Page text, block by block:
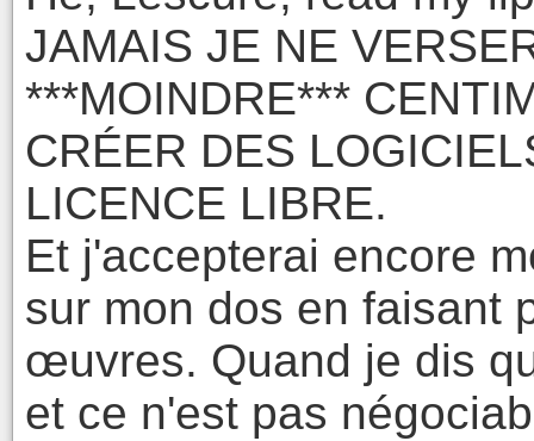
JAMAIS JE NE
***MOINDRE***
CRÉER DES
LICENCE LIBRE.
Et j'accepterai encore
sur mon dos en faisant
œuvres. Quand je dis
et ce n'est pas